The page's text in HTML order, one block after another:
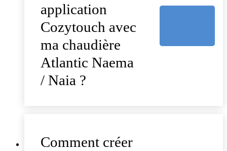
application
Cozytouch avec
ma chaudière
Atlantic Naema
/ Naia ?
Comment créer